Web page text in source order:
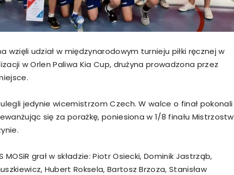
wzięli udział w międzynarodowym turnieju piłki ręcznej w
w Orlen Paliwa Kia Cup, drużyna prowadzona przez
ulegli jedynie wicemistrzom Czech. W walce o finał pokonali
się za porażkę, poniesiona w 1/8 finału Mistrzostw
MOSiR grał w składzie: Piotr Osiecki, Dominik Jastrząb,
Hubert Roksela, Bartosz Brzoza, Stanisław